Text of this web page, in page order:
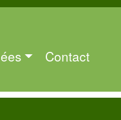
Contact